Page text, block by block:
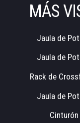
MÁS
Jaula de
Jaula de
Rack de
Jaula de